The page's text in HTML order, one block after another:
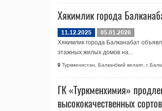
Хякимлик города
11.12.2025
05.01.2026
Хякимлик города Балканабат
этажных жилых домов на...
Туркменистан, Балканcкий велаят,
ГК «Туркменхимия»
высококачественных